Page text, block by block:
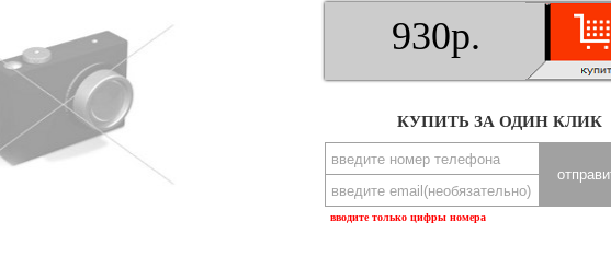
930р.
КУПИТЬ ЗА ОДИН КЛИК
вводите только цифры номера